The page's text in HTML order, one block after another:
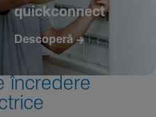
quickconnect
Descoperă
încre­dere